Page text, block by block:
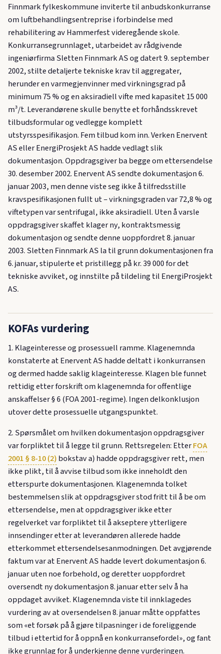
Finnmark fylkeskommune inviterte til anbudskonkurranse
om luftbehandlingsentreprise i forbindelse med
rehabilitering av Hammerfest videregående skole.
Konkurransegrunnlaget, utarbeidet av rådgivende
ingeniørfirma Sletten Finnmark AS og datert 9. september
2002, stilte detaljerte tekniske krav til aggregater,
herunder en varmegjenvinner med virkningsgrad på
minimum 75 % og en aksiradiell vifte med kapasitet 15 000
m³/t. Leverandørene skulle benytte et forhåndsskrevet
tilbudsformular og vedlegge komplett
utstyrsspesifikasjon. Fem tilbud kom inn. Verken Enervent
AS eller EnergiProsjekt AS hadde vedlagt slik
dokumentasjon. Oppdragsgiver ba begge om ettersendelse
30. desember 2002. Enervent AS sendte dokumentasjon 6.
januar 2003, men denne viste seg ikke å tilfredsstille
kravspesifikasjonen fullt ut – virkningsgraden var 72,8 % og
viftetypen var sentrifugal, ikke aksiradiell. Uten å varsle
oppdragsgiver skaffet klager ny, kontraktsmessig
dokumentasjon og sendte denne uoppfordret 8. januar
2003. Sletten Finnmark AS la til grunn dokumentasjonen fra
6. januar, stipulerte et pristillegg på kr. 39 000 for det
tekniske avviket, og innstilte på tildeling til EnergiProsjekt
AS.
KOFAs vurdering
1. Klageinteresse og prosessuell ramme. Klagenemnda
konstaterte at Enervent AS hadde deltatt i konkurransen
og dermed hadde saklig klageinteresse. Klagen ble funnet
rettidig etter forskrift om klagenemnda for offentlige
anskaffelser § 6 (FOA 2001-regime). Ingen delkonklusjon
utover dette prosessuelle utgangspunktet.
2. Spørsmålet om hvilken dokumentasjon oppdragsgiver
var forpliktet til å legge til grunn. Rettsregelen: EtterFOA
2001 § 8-10 (2) bokstav a) hadde oppdragsgiver rett, men
ikke plikt, til å avvise tilbud som ikke inneholdt den
etterspurte dokumentasjonen. Klagenemnda tolket
bestemmelsen slik at oppdragsgiver stod fritt til å be om
ettersendelse, men at oppdragsgiver ikke etter
regelverket var forpliktet til å akseptere ytterligere
innsendinger etter at leverandøren allerede hadde
etterkommet ettersendelsesanmodningen. Det avgjørende
faktum var at Enervent AS hadde levert dokumentasjon 6.
januar uten noe forbehold, og deretter uoppfordret
oversendt ny dokumentasjon 8. januar etter selv å ha
oppdaget avviket. Klagenemnda viste til innklagedes
vurdering av at oversendelsen 8. januar måtte oppfattes
som «et forsøk på å gjøre tilpasninger i de foreliggende
tilbud i ettertid for å oppnå en konkurransefordel», og fant
ikke grunnlag for å underkjenne denne vurderingen.